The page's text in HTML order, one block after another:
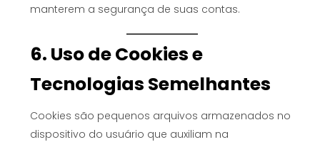
manterem a segurança de suas contas.
6. Uso de Cookies e
Tecnologias Semelhantes
Cookies são pequenos arquivos armazenados no
dispositivo do usuário que auxiliam na